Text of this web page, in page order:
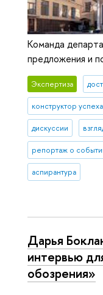
Команда
предложения и
Экспертиза
конструктор успеха
дискуссии
репортаж о
аспирантура
Дарья
интервью
обозрения»